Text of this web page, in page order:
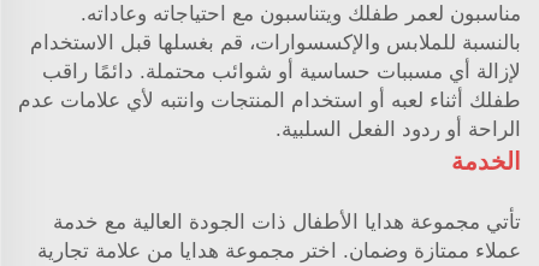
مناسبون لعمر طفلك ويتناسبون مع احتياجاته وعاداته.
بالنسبة للملابس والإكسسوارات، قم بغسلها قبل الاستخدام
لإزالة أي مسببات حساسية أو شوائب محتملة. دائمًا راقب
طفلك أثناء لعبه أو استخدام المنتجات وانتبه لأي علامات عدم
الراحة أو ردود الفعل السلبية.
الخدمة
تأتي مجموعة هدايا الأطفال ذات الجودة العالية مع خدمة
عملاء ممتازة وضمان. اختر مجموعة هدايا من علامة تجارية